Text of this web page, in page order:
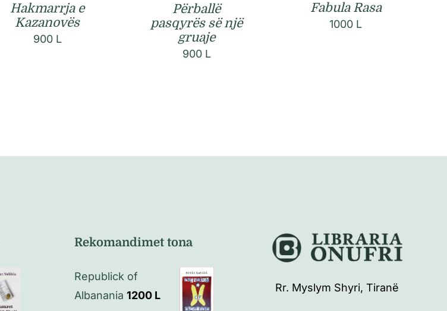
Hakmarrja e
Kazanovës
900 L
Përballë
pasqyrës së një
gruaje
900 L
Fabula Rasa
1000 L
Rekomandimet tona
Republick of
Albanania 1200 L
Rr. Myslym Shyri, Tiranë